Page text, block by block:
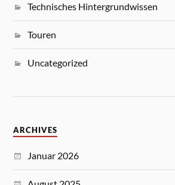
Technisches Hintergrundwissen
Touren
Uncategorized
ARCHIVES
Januar 2026